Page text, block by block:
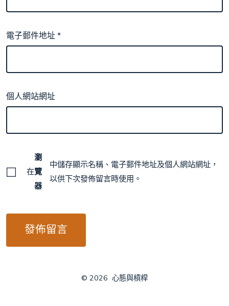
電子郵件地址*
個人網站網址
在
瀏
覽
器
中儲存顯示名稱、電子郵件地址及個人網站網址，
以供下次發佈留言時使用。
© 2026 心態與槓桿